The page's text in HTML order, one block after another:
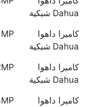
Dahua شبكية
كاميرا داهوا
Dahua شبكية
كاميرا داهوا
Dahua شبكية
كاميرا داهوا